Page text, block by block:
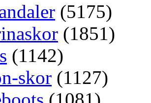
(5175)
(1851)
(1142)
skor (1127)